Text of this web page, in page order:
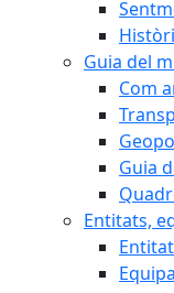
Guia del
Com
Guia
Entitats,